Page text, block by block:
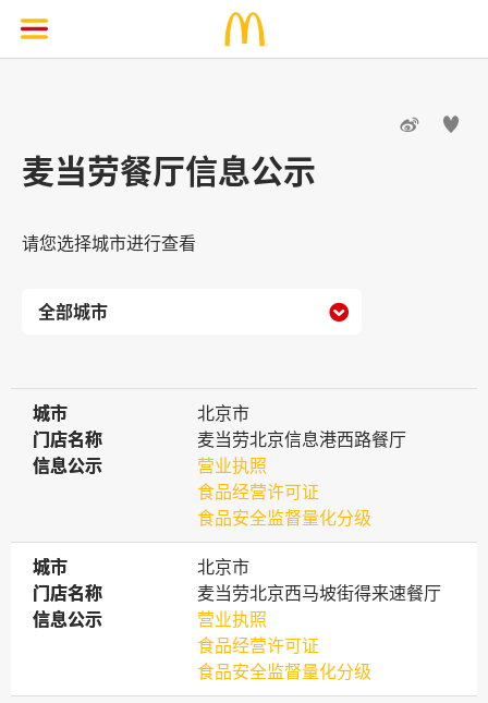
 
麦当劳餐厅信息公示
请您选择城市进行查看

城市
城市
北京市
门店名称
门店名称
麦当劳北京信息港西路餐厅
信息公示
信息公示
营业执照
食品经营许可证
食品安全监督量化分级
城市
城市
北京市
门店名称
门店名称
麦当劳北京西马坡街得来速餐厅
信息公示
信息公示
营业执照
食品经营许可证
食品安全监督量化分级